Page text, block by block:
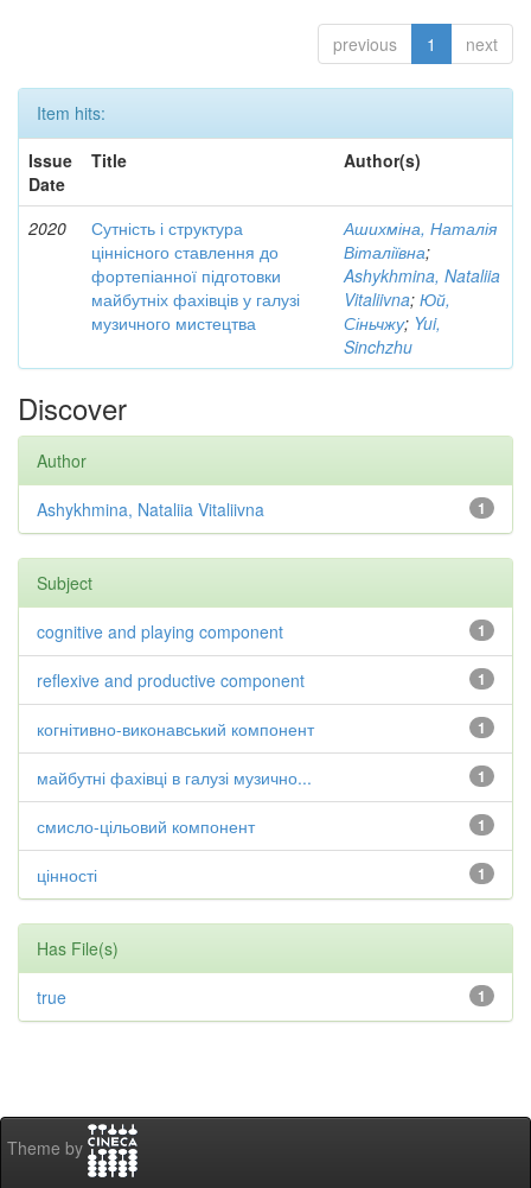
previous 1 next
Item hits:
Issue
Date
Title Author(s)
2020
Сутність і структура
ціннісного ставлення до
фортепіанної підготовки
майбутніх фахівців у галузі
музичного мистецтва
Ашихміна, Наталія
Віталіївна;
Ashykhmina, Nataliia
Vitaliivna; Юй,
Сіньчжу; Yui,
Sinchzhu
Discover
Author
1
Ashykhmina, Nataliia Vitaliivna
Subject
1
cognitive and playing component
1
reflexive and productive component
1
когнітивно-виконавський компонент
1
майбутні фахівці в галузі музично...
1
смисло-цільовий компонент
1
цінності
Has File(s)
1
true
Theme by